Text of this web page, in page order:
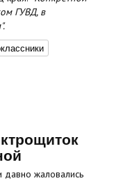
ГУВД, в
жаловались